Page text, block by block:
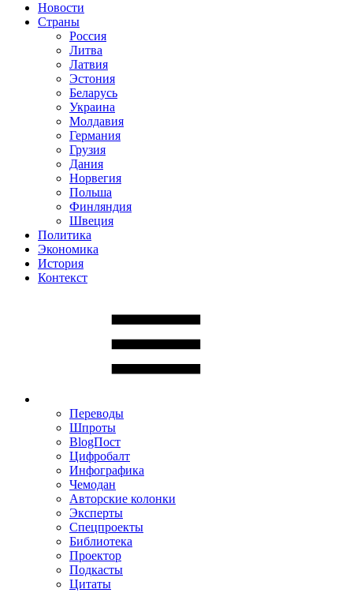
Новости
Страны
Россия
Литва
Латвия
Эстония
Беларусь
Украина
Молдавия
Германия
Грузия
Дания
Норвегия
Польша
Финляндия
Швеция
Политика
Экономика
История
Контекст
Переводы
Шпроты
BlogПост
Цифробалт
Инфографика
Чемодан
Авторские колонки
Эксперты
Спецпроекты
Библиотека
Проектор
Подкасты
Цитаты